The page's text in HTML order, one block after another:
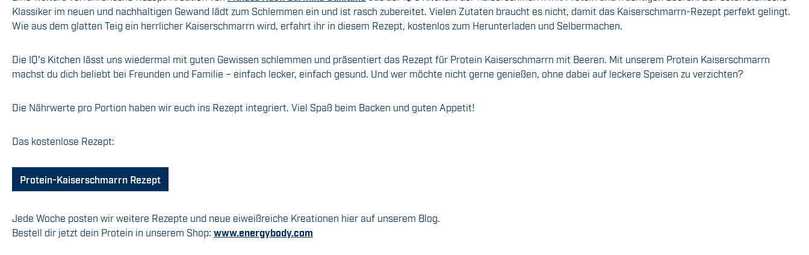
Klassiker im neuen und nachhaltigen Gewand lädt zum Schlemmen ein und ist rasch zubereitet. Vielen Zutaten braucht es nicht, damit das Kaiserschmarrn-Rezept perfekt gelingt.
Wie aus dem glatten Teig ein herrlicher Kaiserschmarrn wird, erfahrt ihr in diesem Rezept, kostenlos zum Herunterladen und Selbermachen.
Die IQ's Kitchen lässt uns wiedermal mit guten Gewissen schlemmen und präsentiert das Rezept für Protein Kaiserschmarrn mit Beeren. Mit unserem Protein Kaiserschmarrn
machst du dich beliebt bei Freunden und Familie – einfach lecker, einfach gesund. Und wer möchte nicht gerne genießen, ohne dabei auf leckere Speisen zu verzichten?
Die Nährwerte pro Portion haben wir euch ins Rezept integriert. Viel Spaß beim Backen und guten Appetit!
Das kostenlose Rezept:
Protein-Kaiserschmarrn Rezept
Jede Woche posten wir weitere Rezepte und neue eiweißreiche Kreationen hier auf unserem Blog.
Bestell dir jetzt dein Protein in unserem Shop: www.energybody.com